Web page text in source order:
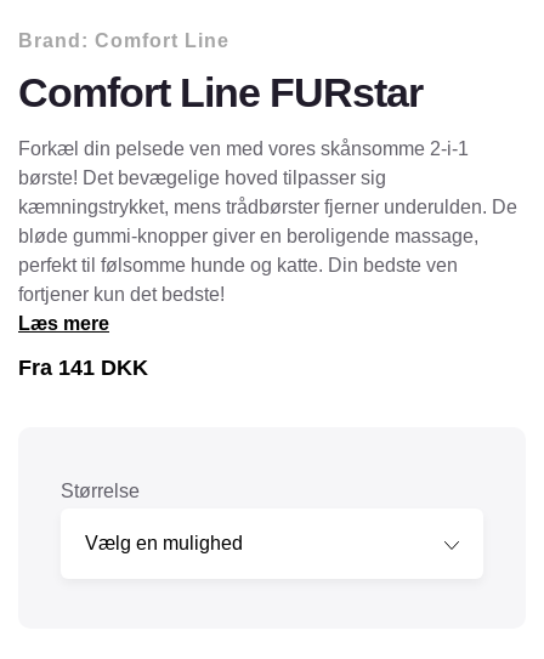
Brand: Comfort Line
Comfort Line FURstar
Forkæl din pelsede ven med vores skånsomme 2-i-1
børste! Det bevægelige hoved tilpasser sig
kæmningstrykket, mens trådbørster fjerner underulden. De
bløde gummi-knopper giver en beroligende massage,
perfekt til følsomme hunde og katte. Din bedste ven
fortjener kun det bedste!
Læs mere
Fra 141 DKK
Størrelse